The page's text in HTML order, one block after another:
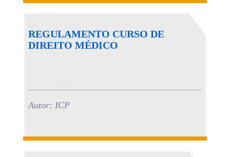
REGULAMENTO CURSO DE
DIREITO MÉDICO
Autor: ICP